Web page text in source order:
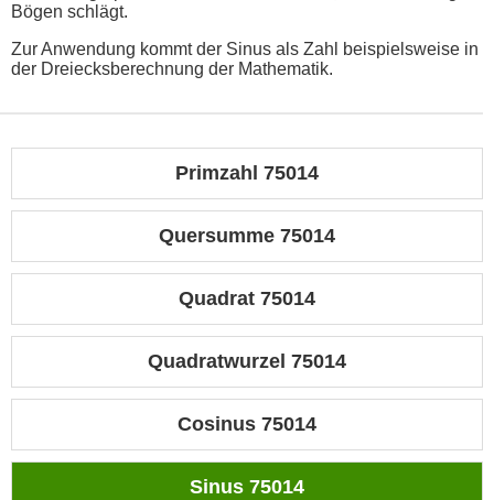
Bögen schlägt.
Zur Anwendung kommt der Sinus als Zahl beispielsweise in
der Dreiecksberechnung der Mathematik.
Primzahl 75014
Quersumme 75014
Quadrat 75014
Quadratwurzel 75014
Cosinus 75014
Sinus 75014